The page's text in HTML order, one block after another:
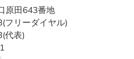
原田643番地
フリーダイヤル)
代表)